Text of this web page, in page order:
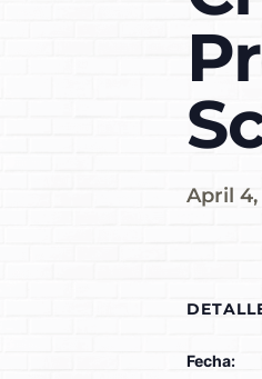
April 4,
Fecha: